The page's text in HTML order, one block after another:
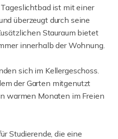
ist mit einer
überzeugt durch seine
Stauraum bietet
innerhalb der Wohnung.
sich im Kellergeschoss.
der Garten mitgenutzt
warmen Monaten im Freien
Studierende, die eine